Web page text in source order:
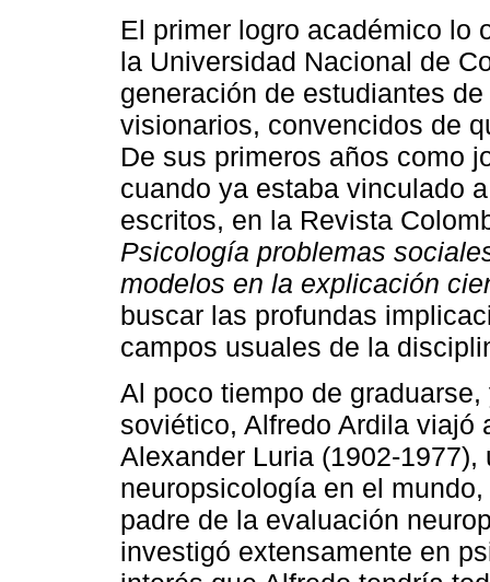
El primer logro académico lo
la Universidad Nacional de
generación de estudiantes
visionarios, convencidos de
De sus primeros años como
cuando ya estaba vinculado
escritos, en la Revista
Psicología problemas
modelos en la explicación
buscar las profundas
campos usuales de la
Al poco tiempo de
soviético, Alfredo Ardila viajó
Alexander Luria (1902-
neuropsicología en el
padre de la evaluación
investigó extensamente en